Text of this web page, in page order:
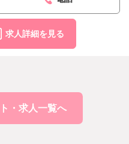
求人詳細を見る
・求人一覧へ